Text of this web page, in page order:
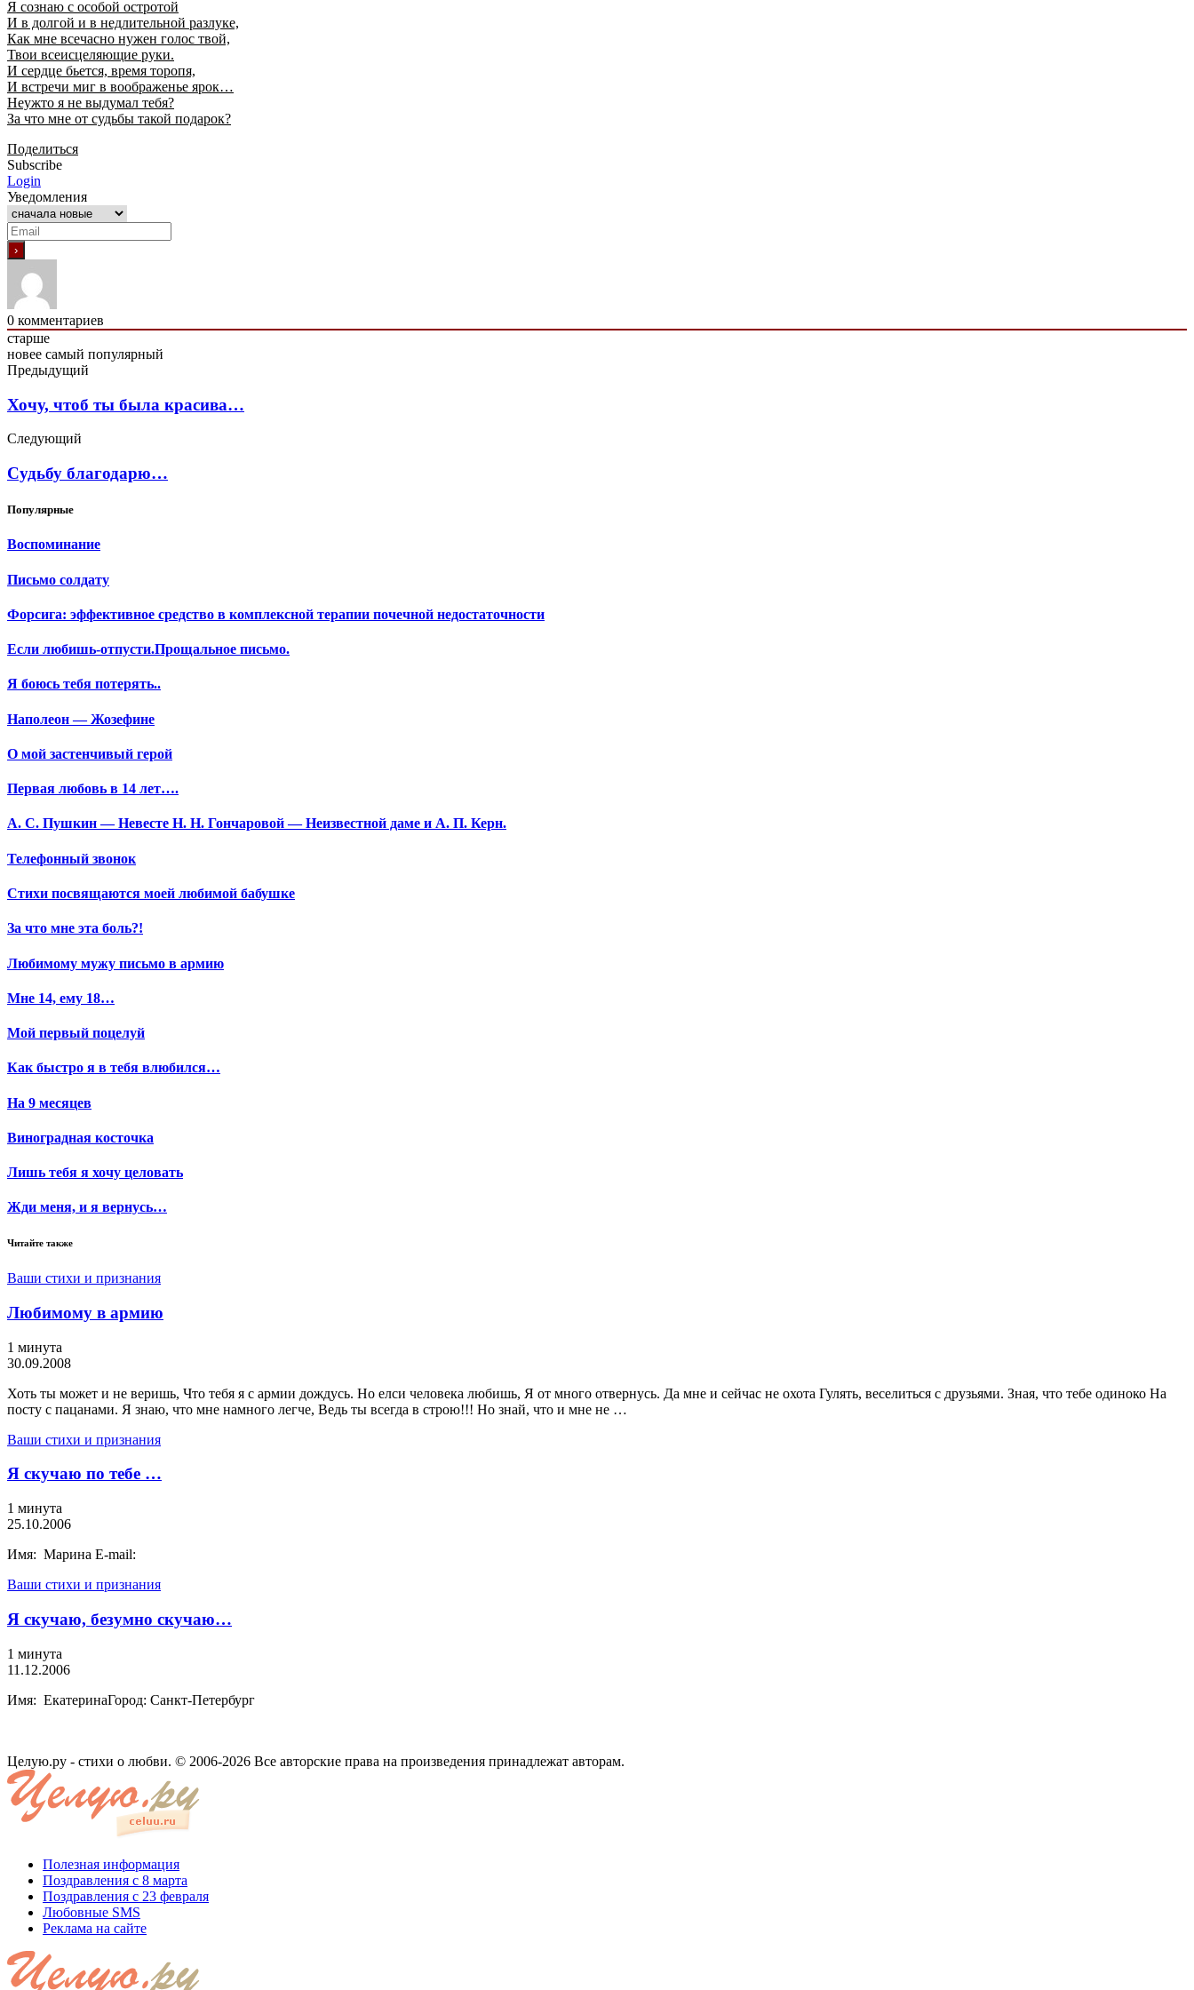
Я сознаю с особой остротой
И в долгой и в недлительной разлуке,
Как мне всечасно нужен голос твой,
Твои всеисцеляющие руки.
И сердце бьется, время торопя,
И встречи миг в воображенье ярок…
Неужто я не выдумал тебя?
За что мне от судьбы такой подарок?
Поделиться
Subscribe
Login
Уведомления
0 комментариев
старше
новее самый популярный
Предыдущий
Хочу, чтоб ты была красива…
Следующий
Судьбу благодарю…
Популярные
Воспоминание
Письмо солдату
Форсига: эффективное средство в комплексной терапии почечной недостаточности
Если любишь-отпусти.Прощальное письмо.
Я боюсь тебя потерять..
Наполеон — Жозефине
О мой застенчивый герой
Первая любовь в 14 лет….
А. С. Пушкин — Невесте Н. Н. Гончаровой — Неизвестной даме и А. П. Керн.
Телефонный звонок
Стихи посвящаются моей любимой бабушке
За что мне эта боль?!
Любимому мужу письмо в армию
Мне 14, ему 18…
Мой первый поцелуй
Как быстро я в тебя влюбился…
На 9 месяцев
Виноградная косточка
Лишь тебя я хочу целовать
Жди меня, и я вернусь…
Читайте также
Ваши стихи и признания
Любимому в армию
1 минута
30.09.2008
Хоть ты может и не веришь, Что тебя я с армии дождусь. Но елси человека любишь, Я от много отвернусь. Да мне и сейчас не охота Гулять, веселиться с друзьями. Зная, что тебе одиноко На
посту с пацанами. Я знаю, что мне намного легче, Ведь ты всегда в строю!!! Но знай, что и мне не …
Ваши стихи и признания
Я скучаю по тебе …
1 минута
25.10.2006
Имя: Марина E-mail:
Ваши стихи и признания
Я скучаю, безумно скучаю…
1 минута
11.12.2006
Имя: ЕкатеринаГород: Санкт-Петербург
Целую.ру - стихи о любви. © 2006-2026 Все авторские права на произведения принадлежат авторам.
Полезная информация
Поздравления с 8 марта
Поздравления с 23 февраля
Любовные SMS
Реклама на сайте